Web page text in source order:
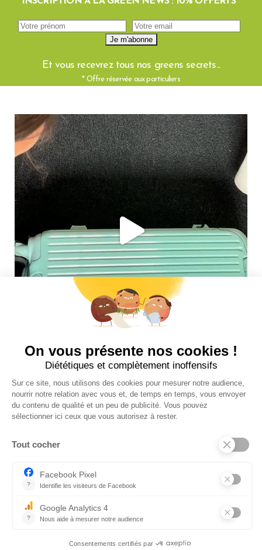
Et vous recevrez tous nos greens secrets...
* Offre réservée aux particuliers
Suivez-nous sur insta !
INFOS UTILES
NOS BOUTIQUES
POLITIQUE DE COOKIES (UE)
Textez-nous !